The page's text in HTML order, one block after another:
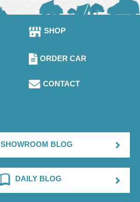
SHOP
ORDER CAR
CONTACT
SHOWROOM BLOG
DAILY BLOG